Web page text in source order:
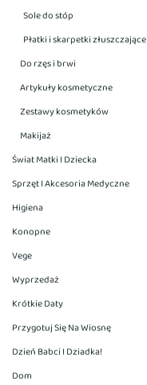
Sole do stóp
Płatki i skarpetki złuszczające
Do rzęs i brwi
Artykuły kosmetyczne
Zestawy kosmetyków
Makijaż
Świat Matki I Dziecka
Sprzęt I Akcesoria Medyczne
Higiena
Konopne
Vege
Wyprzedaż
Krótkie Daty
Przygotuj Się Na Wiosnę
Dzień Babci I Dziadka!
Dom